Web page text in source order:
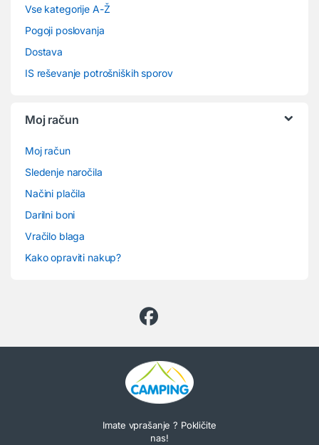
Vse kategorije A-Ž
Pogoji poslovanja
Dostava
IS reševanje potrošniških sporov
Moj račun
Moj račun
Sledenje naročila
Načini plačila
Darilni boni
Vračilo blaga
Kako opraviti nakup?
Imate vprašanje ? Pokličite
nas!